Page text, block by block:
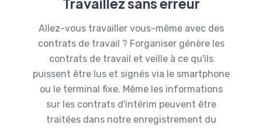
Allez-vous travailler vous-même avec des
contrats de travail ? Forganiser génère les
contrats de travail et veille à ce qu'ils
puissent être lus et signés via le smartphone
ou le terminal fixe. Même les informations
sur les contrats d'intérim peuvent être
traitées dans notre enregistrement du